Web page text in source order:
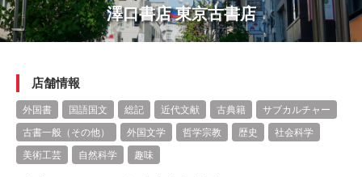
澤口書店 東京古書店
店舗情報
外国書 国語国文 総記 近代文献 古典籍
サブカルチャー
古書一般（その他）
外国文学 哲学宗教 歴史
社会科学
美術工芸
自然科学 趣味